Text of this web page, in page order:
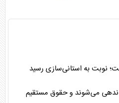
نوبت به استانی‌سازی رسید
می‌شوند و حقوق مستقیم